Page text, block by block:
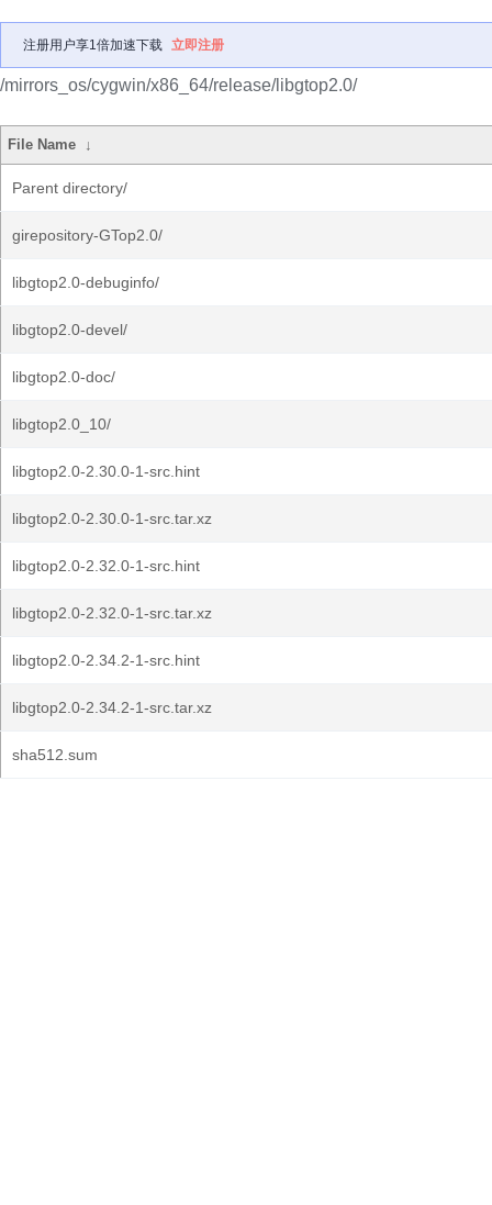
注册用户享1倍加速下载 立即注册
/mirrors_os/cygwin/x86_64/release/libgtop2.0/
File Name ↓
Parent directory/
girepository-GTop2.0/
libgtop2.0-debuginfo/
libgtop2.0-devel/
libgtop2.0-doc/
libgtop2.0_10/
libgtop2.0-2.30.0-1-src.hint
libgtop2.0-2.30.0-1-src.tar.xz
libgtop2.0-2.32.0-1-src.hint
libgtop2.0-2.32.0-1-src.tar.xz
libgtop2.0-2.34.2-1-src.hint
libgtop2.0-2.34.2-1-src.tar.xz
sha512.sum